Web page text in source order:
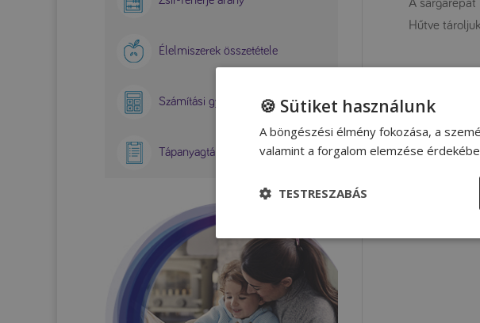
A sárgarépát
Hűtve
Élelmiszerek összetétele
Számítási gyakorlat
Tápanyagtáblázatok
🍪 Sütiket használunk
A böngészési élmény fokozása, a
valamint a forgalom elemzése
TESTRESZABÁS